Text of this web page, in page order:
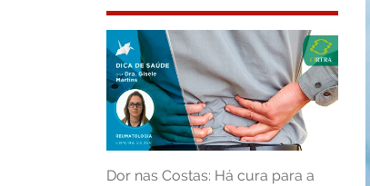
Dor nas Costas: Há cura para a